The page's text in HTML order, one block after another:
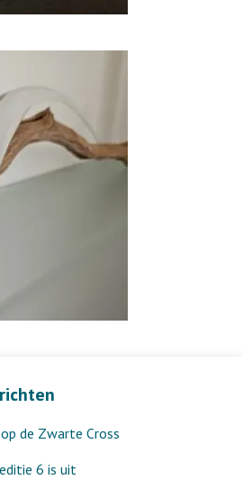
de Zwarte Cross
6 is uit